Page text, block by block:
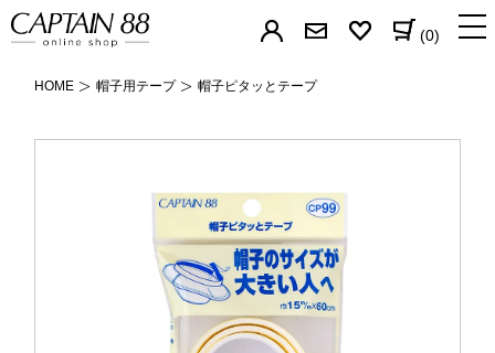
(0)
HOME 帽子用テープ 帽子ピタッとテープ